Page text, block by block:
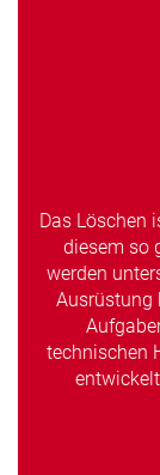
Das Löschen
diesem so
werden
Ausrüstung
technischen